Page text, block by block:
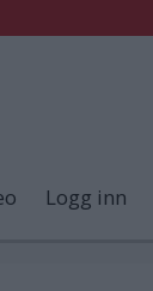
Logg inn